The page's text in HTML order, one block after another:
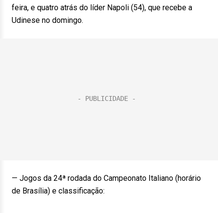
feira, e quatro atrás do líder Napoli (54), que recebe a
Udinese no domingo.
— Jogos da 24ª rodada do Campeonato Italiano (horário
de Brasília) e classificação: